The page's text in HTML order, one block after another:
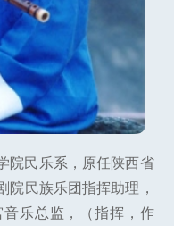
院民乐系，原任陕西省
院民族乐团指挥助理，
乐总监，（指挥，作